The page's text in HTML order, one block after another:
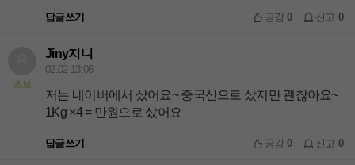
답글쓰기 공감0 신고 0
초보
Jiny지니
02.02 13:06
저는 네이버에서 샀어요~ 중국산으로 샀지만 괜찮아요~
1Kg ×4 = 만원으로 샀어요
답글쓰기 공감0 신고 0